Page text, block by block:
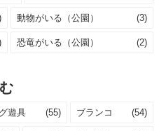
動物がいる（公園） (3)
恐竜がいる（公園） (2)
遊具 (55) ブランコ (54)